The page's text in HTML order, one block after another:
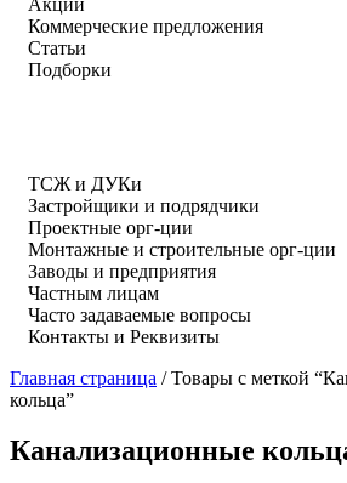
Коммерческие предложения
Статьи
Подборки
ТСЖ и ДУКи
Застройщики и подрядчики
Проектные орг-ции
Монтажные и строительные орг-ции
Заводы и предприятия
Частным лицам
Часто задаваемые вопросы
Контакты и Реквизиты
Главная страница /Товары с меткой
кольца”
Канализационные